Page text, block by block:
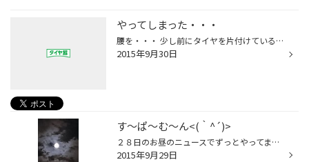
やってしまった・・・
腰を・・・ 少し前にタイヤを片付けている時 (タイヤ館は基本２階にタイヤ置き場がある為、手運びで行います) 腰に違和感が・・・。それから数日間、腰を気にしながら作業などを 行っておりましたが、昨日、大きいサイズのタイヤ交換が入り ふいにタイヤを持ち上げた瞬間に、痛みと共に力が入らずそ...
2015年9月30日
す～ぱ～む～ん<(｀^´)>
２８日のお昼のニュースでずっとやってましたね 「スーパームーン」 なにやら地球と月との距離が一番近い時に満月or新月になった月を言うみたいです あまり興味はないですが、流星群が近づきますって言われたら夜空を見上げてしまう自分(^_^;) 今回もちょっと気になり観察(>__
2015年9月29日